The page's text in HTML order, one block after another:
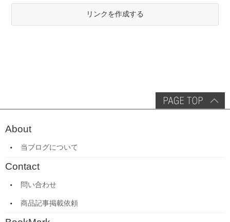
リンクを作成する
About
当ブログについて
Contact
問い合わせ
商品記事掲載依頼